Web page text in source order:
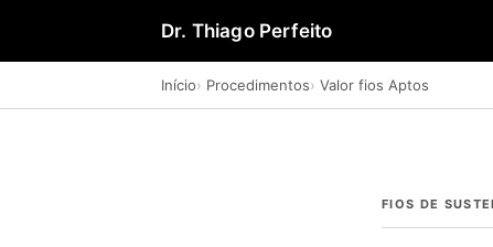
Dr. Thiago Perfeito
Início Procedimentos Valor fios Aptos
FIOS DE